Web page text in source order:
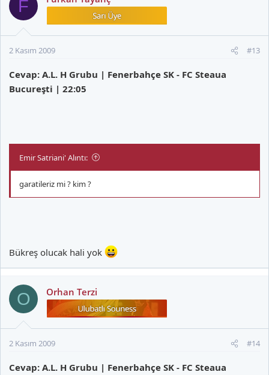
F
2 Kasım 2009 #13
Cevap: A.L. H Grubu | Fenerbahçe SK - FC Steaua
Bucureşti | 22:05
Emir Satriani' Alıntı:
garatileriz mi ? kim ?
Bükreş olucak hali yok
O Orhan Terzi
2 Kasım 2009 #14
Cevap: A.L. H Grubu | Fenerbahçe SK - FC Steaua